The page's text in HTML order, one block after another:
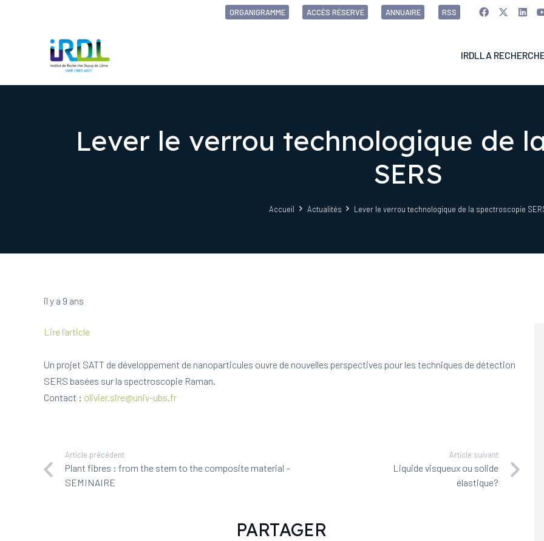
ORGANIGRAMME ACCÈS RÉSERVÉ ANNUAIRE RSS
IRDL LA
Lever le verrou technologique de
SERS
Accueil Actualités Lever le verrou technologique de la spectroscopie
il y a 9 ans
Lire l’article
Un projet SATT de développement de nanoparticules ouvre de nouvelles perspectives pour les techniques de détection
SERS basées sur la spectroscopie Raman.
Contact : olivier.sire@univ-ubs.fr
Article précédent
Plant fibres : from the stem to the composite material –
SEMINAIRE
Article suivant
Liquide visqueux ou solide
élastique?
PARTAGER